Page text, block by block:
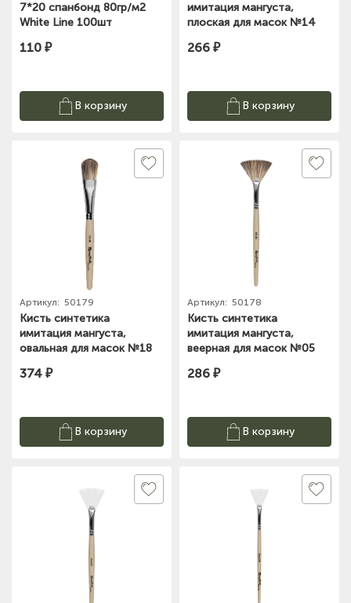
7*20 спанбонд 80гр/м2
White Line 100шт
110 ₽
В корзину
имитация мангуста,
плоская для масок №14
266 ₽
В корзину
Артикул: 50179
Кисть синтетика
имитация мангуста,
овальная для масок №18
374 ₽
В корзину
Артикул: 50178
Кисть синтетика
имитация мангуста,
веерная для масок №05
286 ₽
В корзину